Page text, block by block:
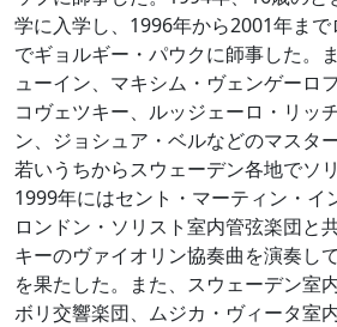
学に入学し、1996年から2001年ま
でギョルギー・パウクに師事した。
ューイン、マキシム・ヴェンゲーロ
コヴェツキー、ルッジェーロ・リッ
ン、ジョシュア・ベルなどのマスタ
若いうちからスウェーデン各地でソ
1999年にはセント・マーティン・イ
ロンドン・ソリスト室内管弦楽団と
キーのヴァイオリン協奏曲を演奏し
を果たした。また、スウェーデン室
ボリ交響楽団、ムジカ・ヴィータ室